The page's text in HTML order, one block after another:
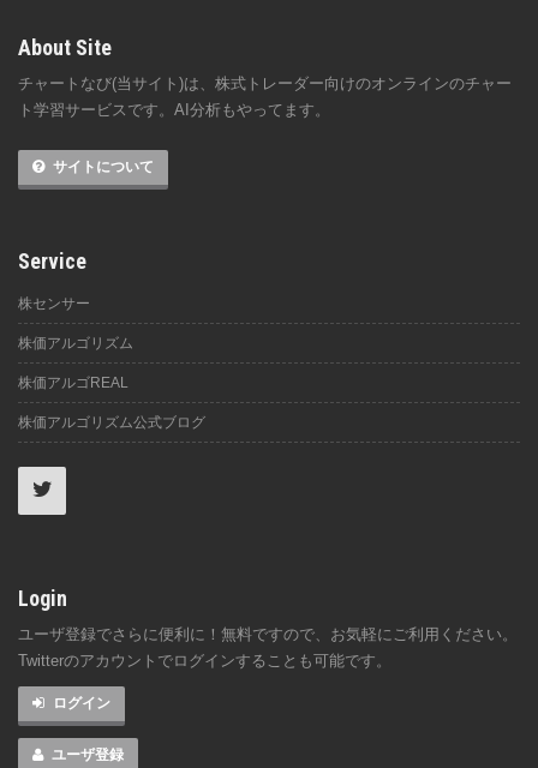
About Site
チャートなび(当サイト)は、株式トレーダー向けのオンラインのチャー
ト学習サービスです。AI分析もやってます。
サイトについて
Service
株センサー
株価アルゴリズム
株価アルゴREAL
株価アルゴリズム公式ブログ
Login
ユーザ登録でさらに便利に！無料ですので、お気軽にご利用ください。
Twitterのアカウントでログインすることも可能です。
ログイン
ユーザ登録